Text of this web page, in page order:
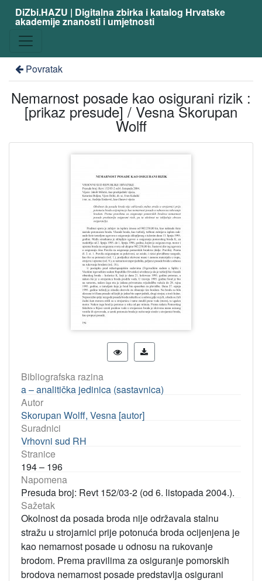
DiZbi.HAZU | Digitalna zbirka i katalog Hrvatske
akademije znanosti i umjetnosti
Povratak
Nemarnost posade kao osigurani rizik :
[prikaz presude] / Vesna Skorupan
Wolff
Bibliografska razina
a – analitička jedinica (sastavnica)
Autor
Skorupan Wolff, Vesna [autor]
Suradnici
Vrhovni sud RH
Stranice
194 – 196
Napomena
Presuda broj: Revt 152/03-2 (od 6. listopada 2004.).
Sažetak
Okolnost da posada broda nije održavala stalnu
stražu u strojarnici prije potonuća broda ocijenjena je
kao nemarnost posade u odnosu na rukovanje
brodom. Prema pravilima za osiguranje pomorskih
brodova nemarnost posade predstavlja osigurani